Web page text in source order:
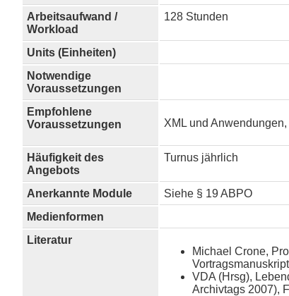
Arbeitsaufwand /
Workload
128 Stunden
Units (Einheiten)
Notwendige
Voraussetzungen
Empfohlene
Voraussetzungen
XML und
Häufigkeit des
Angebots
Turnus jährlich
Anerkannte Module
Siehe § 19 ABPO
Medienformen
Literatur
Michael Crone,
VDA (Hrsg),
Archivtags 2007),